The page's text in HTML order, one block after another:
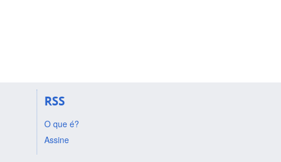
RSS
O que é?
Assine